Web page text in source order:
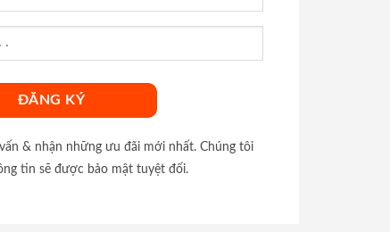
& nhận những ưu đãi mới nhất. Chúng tôi
tin sẽ được bảo mật tuyệt đối.